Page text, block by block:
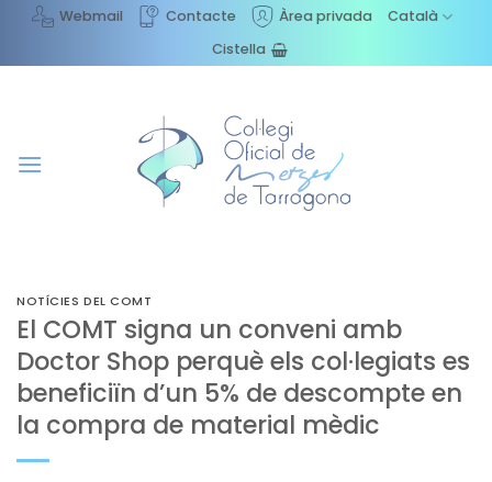
content
Webmail Contacte Àrea privada
Català
Cistella
NOTÍCIES DEL COMT
El COMT signa un conveni amb
Doctor Shop perquè els col·legiats es
beneficiïn d’un 5% de descompte en
la compra de material mèdic